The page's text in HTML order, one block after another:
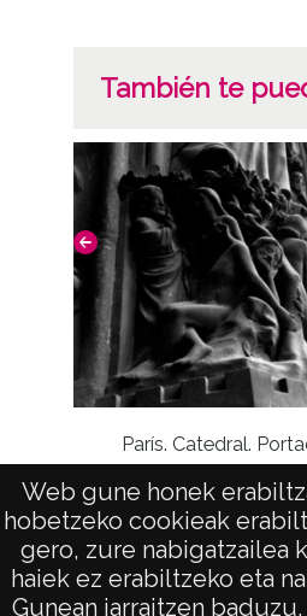
Web gune honek
hobetzeko cookieak
gero, zure nabigatzailea
haiek ez erabiltzeko eta
Gunean jarraitzen
También te
París. Catedral.